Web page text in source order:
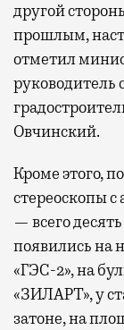
другой
прошлым,
отметил
руководитель
Овчинский.
Кроме этого,
стереоскопы
— всего
появились на
«ГЭС-2», на
«ЗИЛАРТ», у
затоне, на